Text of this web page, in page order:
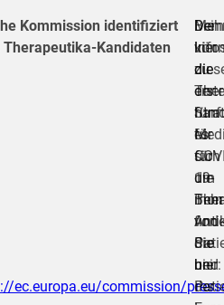
ec.europa.eu/commission/
Kommission identifiziert
Kandidaten
die
fünf
für
die
von
und
Bei
vier
es
sich
um
die
bei
der
zu
der
für
19-
Sie
hier: